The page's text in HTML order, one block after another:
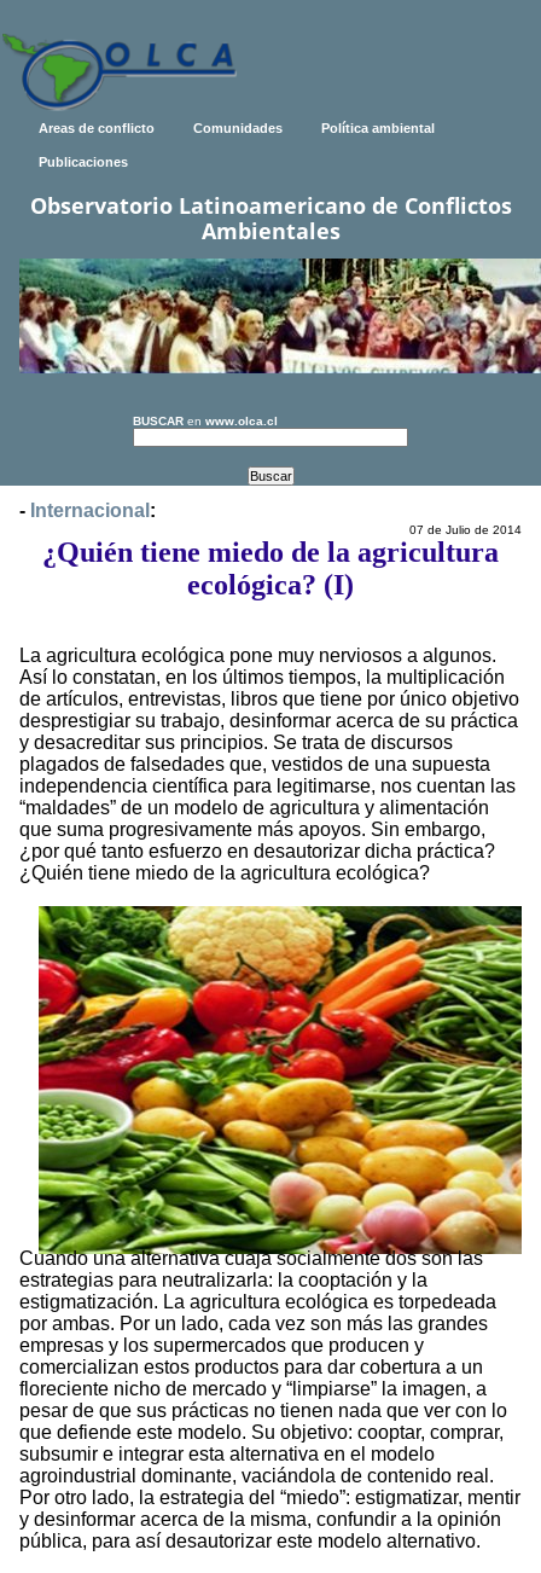
Areas de conflicto Comunidades Política ambiental
Publicaciones
Observatorio Latinoamericano de Conflictos
Ambientales
BUSCAR en www.olca.cl
- Internacional :
07 de Julio de 2014
¿Quién tiene miedo de la agricultura
ecológica? (I)
La agricultura ecológica pone muy nerviosos a algunos.
Así lo constatan, en los últimos tiempos, la multiplicación
de artículos, entrevistas, libros que tiene por único objetivo
desprestigiar su trabajo, desinformar acerca de su práctica
y desacreditar sus principios. Se trata de discursos
plagados de falsedades que, vestidos de una supuesta
independencia científica para legitimarse, nos cuentan las
“maldades” de un modelo de agricultura y alimentación
que suma progresivamente más apoyos. Sin embargo,
¿por qué tanto esfuerzo en desautorizar dicha práctica?
¿Quién tiene miedo de la agricultura ecológica?
Cuando una alternativa cuaja socialmente dos son las
estrategias para neutralizarla: la cooptación y la
estigmatización. La agricultura ecológica es torpedeada
por ambas. Por un lado, cada vez son más las grandes
empresas y los supermercados que producen y
comercializan estos productos para dar cobertura a un
floreciente nicho de mercado y “limpiarse” la imagen, a
pesar de que sus prácticas no tienen nada que ver con lo
que defiende este modelo. Su objetivo: cooptar, comprar,
subsumir e integrar esta alternativa en el modelo
agroindustrial dominante, vaciándola de contenido real.
Por otro lado, la estrategia del “miedo”: estigmatizar, mentir
y desinformar acerca de la misma, confundir a la opinión
pública, para así desautorizar este modelo alternativo.